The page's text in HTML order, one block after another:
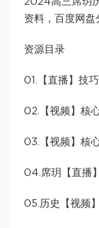
资料，百度网盘
资源目录
01.【直播】技
02.【视频】核
03.【视频】核
04.席玥【直播
05.历史【视频